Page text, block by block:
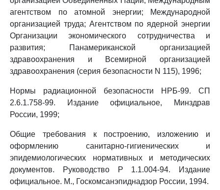
агентством по атомной энергии; Международной
организацией труда; Агентством по ядерной энергии
Организации экономического сотрудничества и
развития; Панамериканской организацией
здравоохранения и Всемирной организацией
здравоохранения (серия безопасности N 115), 1996;
Нормы радиационной безопасности НРБ-99. СП
2.6.1.758-99. Издание официальное, Минздрав
России, 1999;
Общие требования к построению, изложению и
оформлению санитарно-гигиенических и
эпидемиологических нормативных и методических
документов. Руководство Р 1.1.004-94. Издание
официальное. М., Госкомсанэпиднадзор России, 1994.